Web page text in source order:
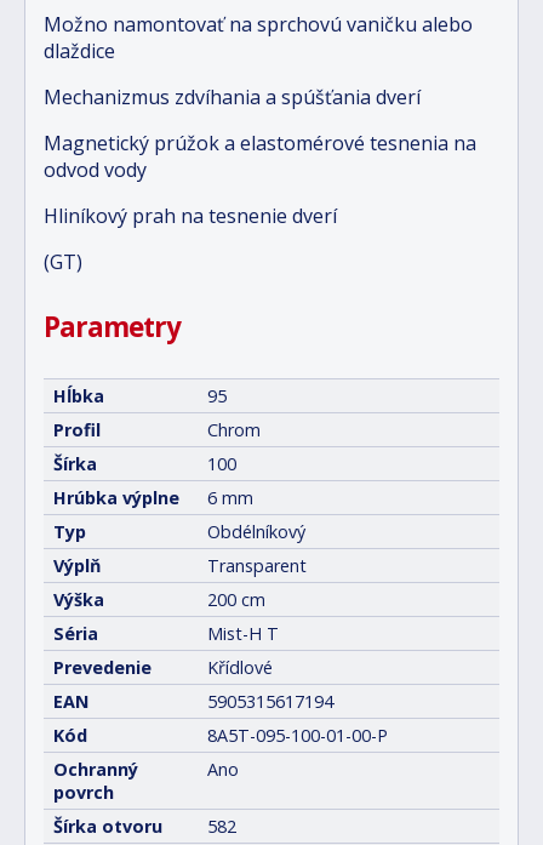
Možno namontovať na sprchovú vaničku alebo
dlaždice
Mechanizmus zdvíhania a spúšťania dverí
Magnetický prúžok a elastomérové tesnenia na
odvod vody
Hliníkový prah na tesnenie dverí
(GT)
Parametry
Hĺbka
95
Profil
Chrom
Šírka
100
Hrúbka výplne
6 mm
Typ
Obdélníkový
Výplň
Transparent
Výška
200 cm
Séria
Mist-H T
Prevedenie
Křídlové
EAN
5905315617194
Kód
8A5T-095-100-01-00-P
Ochranný
povrch
Ano
Šírka otvoru
582